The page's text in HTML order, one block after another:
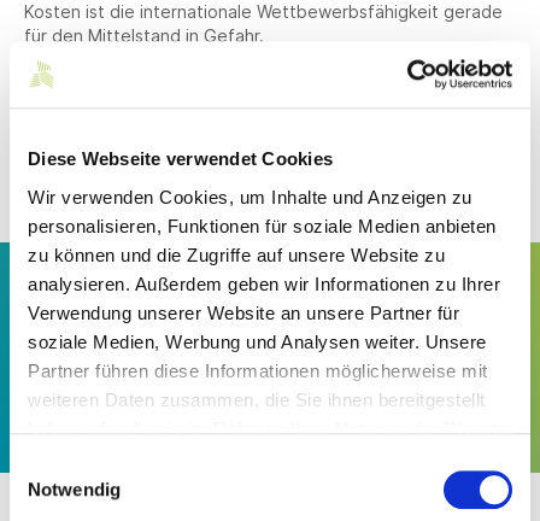
Diese Webseite verwendet Cookies
Wir verwenden Cookies, um Inhalte und Anzeigen zu
personalisieren, Funktionen für soziale Medien anbieten
zu können und die Zugriffe auf unsere Website zu
analysieren. Außerdem geben wir Informationen zu Ihrer
Verwendung unserer Website an unsere Partner für
soziale Medien, Werbung und Analysen weiter. Unsere
Partner führen diese Informationen möglicherweise mit
weiteren Daten zusammen, die Sie ihnen bereitgestellt
Notwendig
Kosten ist die internationale Wettbewerbsfähigkeit gerade
für den Mittelstand in Gefahr.
Mitglied
„Das führt sicherlich dazu, dass wir unsere
Strategie, alles an einem Standort machen zu
können, zukünftig eventuell nochmal in Frage
stellen müssen oder überprüfen müssen. Die
Standortfrage stellt sich.“
schätzt auch